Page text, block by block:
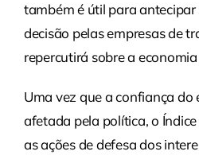
também é útil para
decisão pelas empresas de
repercutirá sobre a
Uma vez que a confiança
afetada pela política, o
as ações de defesa dos